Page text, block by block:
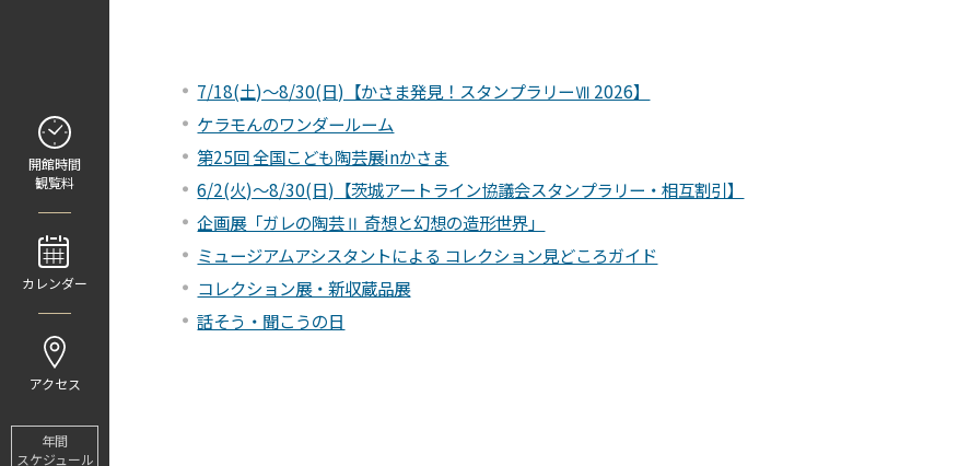
開館時間
観覧料
カレンダー
アクセス
年間
スケジュール
7/18(土)～8/30(日)【かさま発見！スタンプラリーⅦ 2026】
ケラモんのワンダールーム
第25回 全国こども陶芸展inかさま
6/2(火)～8/30(日)【茨城アートライン協議会スタンプラリー・相互割引】
企画展「ガレの陶芸Ⅱ 奇想と幻想の造形世界」
ミュージアムアシスタントによる コレクション見どころガイド
コレクション展・新収蔵品展
話そう・聞こうの日